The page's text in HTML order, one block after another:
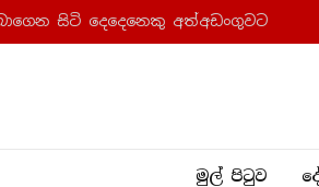
සිටි දෙදෙනෙකු අත්අඩංගුවට
මුල් පිටුව